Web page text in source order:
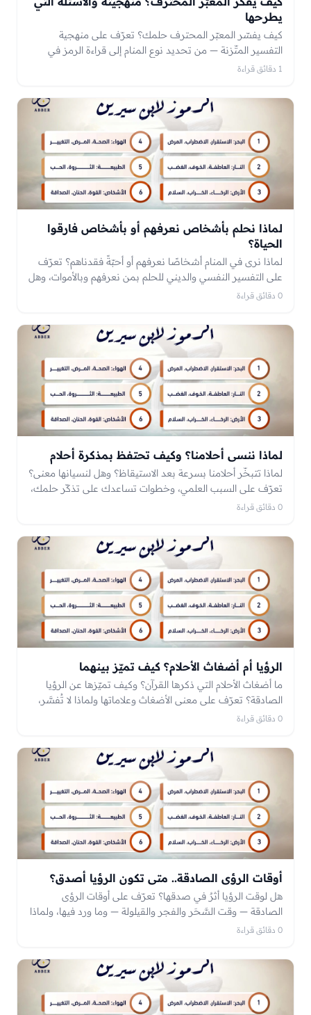
يطرحها
كيف يفسّر المعبّر المحترف حلمك؟ تعرّف على منهجية
التفسير المتّزنة — من تحديد نوع المنام إلى قراءة الرمز في
سياقه — والأسئلة التي يطرحها المعبّر قبل التأويل ولماذا تهمّ.1 دقائق قراءة
لماذا نحلم بأشخاص نعرفهم أو بأشخاص فارقوا
الحياة؟
لماذا نرى في المنام أشخاصًا نعرفهم أو أحبّةً فقدناهم؟ تعرّف
على التفسير النفسي والديني للحلم بمن نعرفهم وبالأموات، وهل
يعني الحلم بشخصٍ أنه يفكّر فينا.
0 دقائق قراءة
لماذا ننسى أحلامنا؟ وكيف تحتفظ بمذكرة أحلام
لماذا تتبخّر أحلامنا بسرعة بعد الاستيقاظ؟ وهل لنسيانها معنى؟
تعرّف على السبب العلمي، وخطوات تساعدك على تذكّر حلمك،
وكيف تكتب مذكرة أحلام تفيدك في التفسير.
0 دقائق قراءة
الرؤيا أم أضغاث الأحلام؟ كيف تميّز بينهما
ما أضغاث الأحلام التي ذكرها القرآن؟ وكيف تميّزها عن الرؤيا
الصادقة؟ تعرّف على معنى الأضغاث وعلاماتها ولماذا لا تُفسَّر،
مع أمثلةٍ توضّح الفرق.
0 دقائق قراءة
أوقات الرؤى الصادقة.. متى تكون الرؤيا أصدق؟
هل لوقت الرؤيا أثرٌ في صدقها؟ تعرّف على أوقات الرؤى
الصادقة — وقت السَّحَر والفجر والقيلولة — وما ورد فيها، ولماذا
لا يعني ذلك أن رؤى الأوقات الأخرى كاذبة.
0 دقائق قراءة